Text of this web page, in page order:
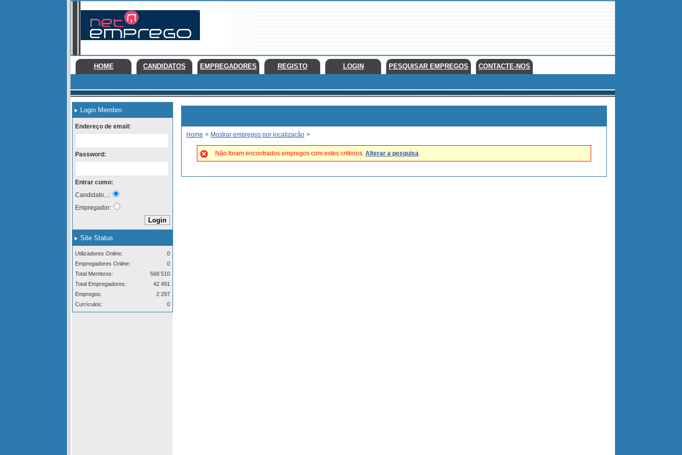
HOME CANDIDATOS EMPREGADORES REGISTO LOGIN PESQUISAR EMPREGOS CONTACTE-NOS
Login Membro
Endereço de email:
Password:
Entrar como:
Candidato...:
Empregador:
Site Status
Utilizadores Online:
0
Empregadores Online:
0
Total Membros:
568 510
Total Empregadores:
42 491
Empregos:
2 297
Currículos:
0
Home > Mostrar empregos por localização >
Não foram encontrados empregos com estes critérios. Alterar a pesquisa.